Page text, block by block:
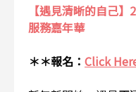
【遇見清晰的自己
服務嘉年華
＊＊報名： Click